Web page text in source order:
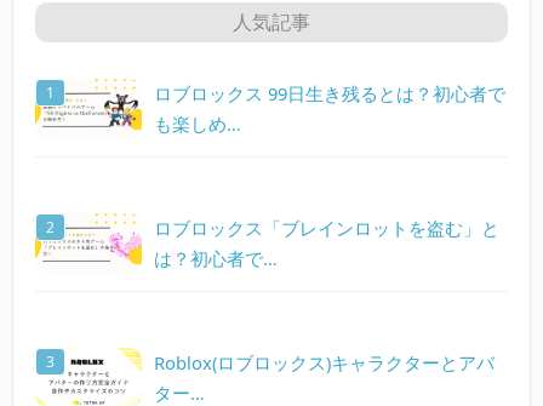
人気記事
ロブロックス 99日生き残るとは？初心者で
も楽しめ…
ロブロックス「ブレインロットを盗む」と
は？初心者で…
Roblox(ロブロックス)キャラクターとアバ
ター…